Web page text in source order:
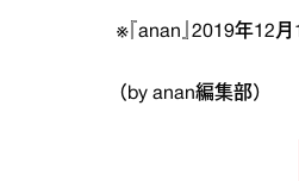
※『anan』2019年12
（by anan編集部）